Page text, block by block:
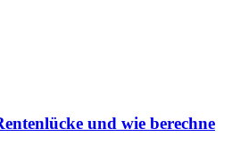
und wie berechne